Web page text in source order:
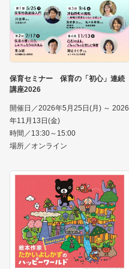
保育セミナー 保育の「初心」連続
講座2026
開催日／2026年5月25日(月) ～ 2026
年11月13日(金)
時間／13:30～15:00
場所／オンライン